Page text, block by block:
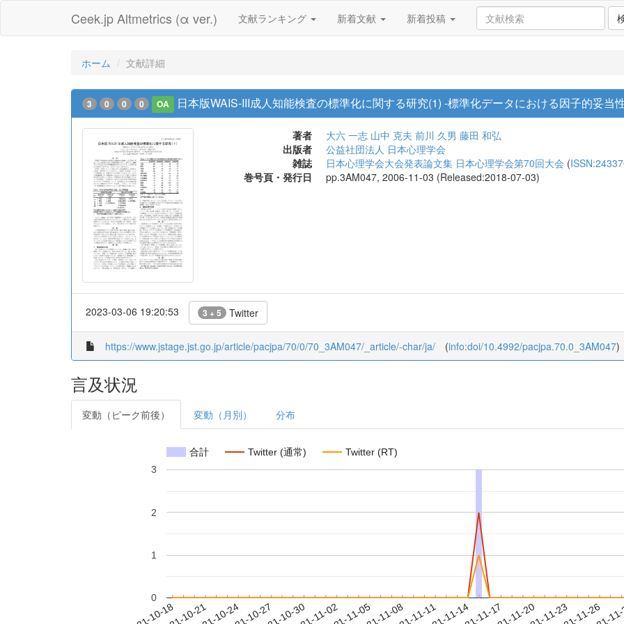
Ceek.jp Altmetrics (α ver.) 文献ランキング 新着文献 新着投稿
ホーム 文献詳細
3 0 0 0 OA 日本版WAIS-III成人知能検査の標準化に関する研究(1) -標準化データにおける因子的妥当
著者 大六 一志 山中 克夫 前川 久男 藤田 和弘
出版者
公益社団法人 日本心理学会
雑誌
日本心理学会大会発表論文集 日本心理学会第70回大会 (
巻号頁・発行日
pp.3AM047, 2006-11-03 (Released:2018-07-03)
2023-03-06 19:20:53 3 + 5 Twitter
https://www.jstage.jst.go.jp/article/pacjpa/70/0/70_3AM047/_article/-char/ja/ (info:doi/10.4992/pacjpa.70.0_3AM047)
言及状況
変動（ピーク前後） 変動（月別） 分布
合計 Twitter (通常) Twitter (RT)
0
1
2
3